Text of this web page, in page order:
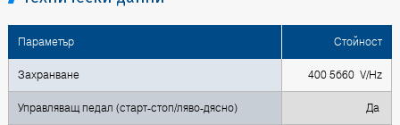
Параметър Стойност
Захранване 400 5б60 V/Hz
Управляващ педал (старт-стоп/ляво-дясно) Да